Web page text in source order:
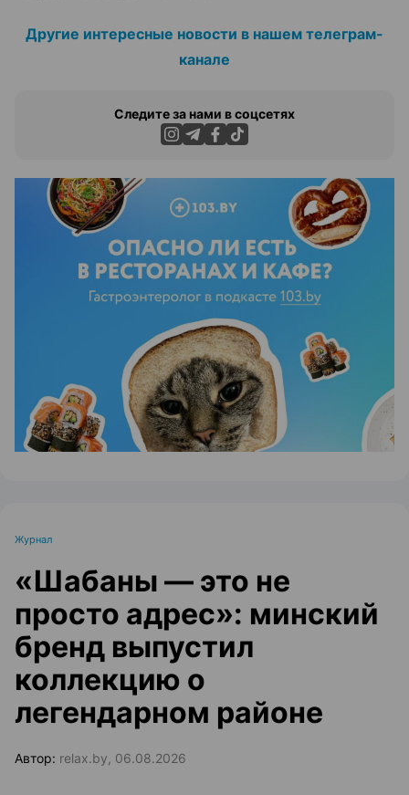
Другие интересные новости в нашем телеграм-
канале
Следите за нами в соцсетях
ЭФФЕКТИВНАЯ РЕКЛАМА НА САЙТЕ
Журнал
«Шабаны — это не
просто адрес»: минский
бренд выпустил
коллекцию о
легендарном районе
Автор: relax.by, 06.08.2026